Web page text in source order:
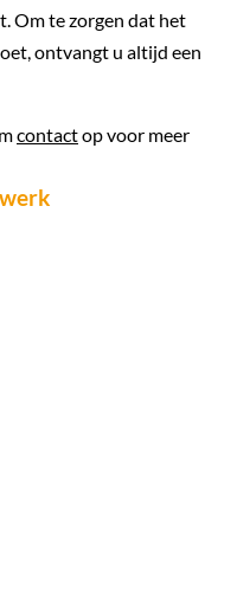
Om te zorgen dat het
ontvangt u altijd een
contactop voor meer